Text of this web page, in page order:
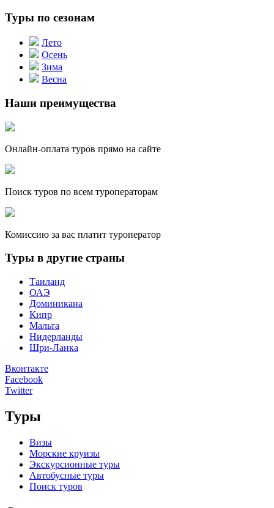
Туры по сезонам
Лето
Осень
Зима
Весна
Наши преимущества
Онлайн-оплата туров прямо на сайте
Поиск туров по всем туроператорам
Комиссию за вас платит туроператор
Туры в другие страны
Таиланд
ОАЭ
Доминикана
Кипр
Мальта
Нидерланды
Шри-Ланка
Вконтакте
Facebook
Twitter
Туры
Визы
Морские круизы
Экскурсионные туры
Автобусные туры
Поиск туров